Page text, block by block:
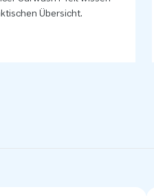
Übersicht.